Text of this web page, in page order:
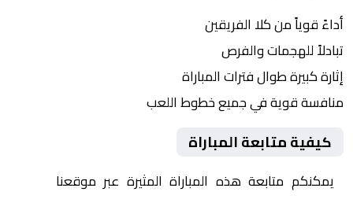
أداءً قوياً من كلا الفريقين
تبادلاً للهجمات والفرص
إثارة كبيرة طوال فترات المباراة
منافسة قوية في جميع خطوط اللعب
كيفية متابعة المباراة
يمكنكم متابعة هذه المباراة المثيرة عبر موقعنا